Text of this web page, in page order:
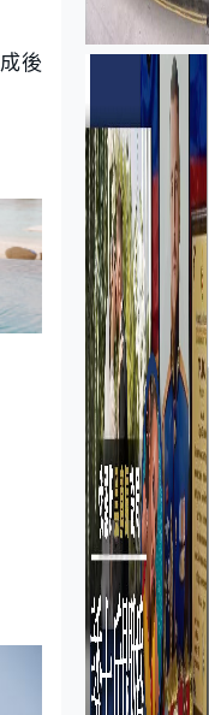
後